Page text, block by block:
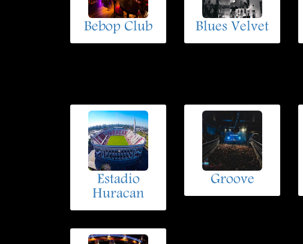
Bebop Club Blues Velvet
Estadio
Huracan
Groove